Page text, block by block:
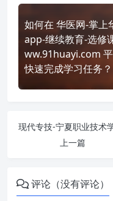
如何在 华医网-掌上
app-继续教育-选修
ww.91huayi.com
快速完成学习任务？
上一篇
评论（没有评论）